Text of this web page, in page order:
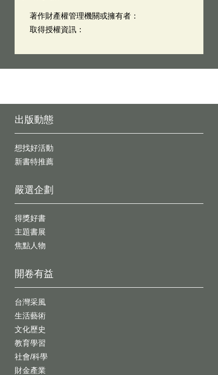
著作財產權管理機關或擁有者：
取得授權資訊：
出版動態
想找好活動
新書特推薦
開卷有益
台灣采風
生活藝術
文化歷史
教育學習
社會/科學
財金產業
嚴選企劃
得獎好書
主題書展
焦點人物